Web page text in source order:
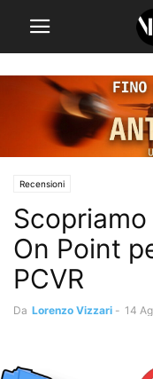
Recensioni
On Point
PCVR
Da Lorenzo Vizzari - 14